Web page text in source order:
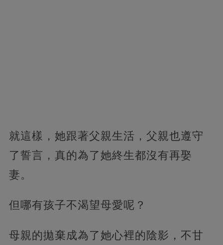
就這樣，她跟著父親生活，父親也遵守
了誓言，真的為了她終生都沒有再娶
妻。
但哪有孩子不渴望母愛呢？
母親的拋棄成為了她心裡的陰影，不甘